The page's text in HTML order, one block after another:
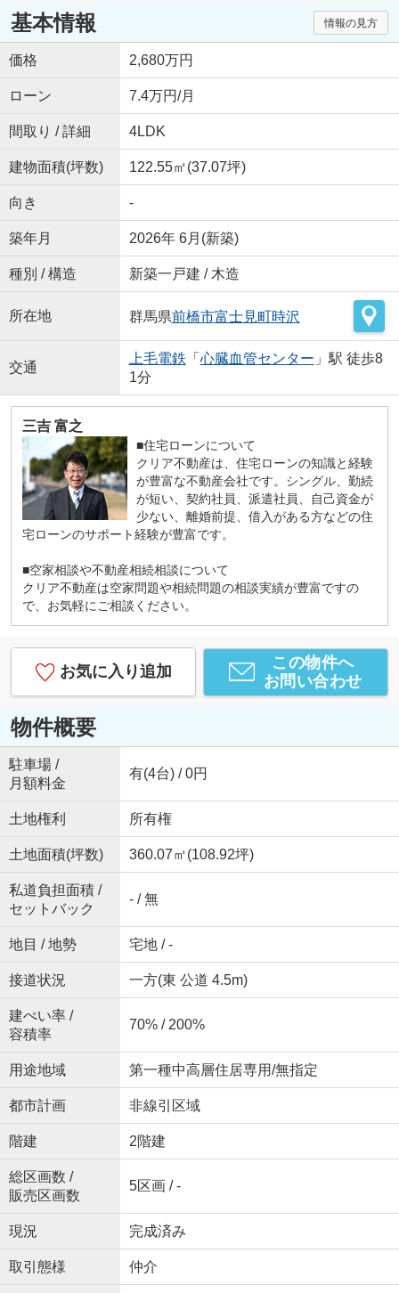
基本情報 情報の見方
価格 2,680万円
ローン 7.4万円/月
間取り / 詳細 4LDK
建物面積(坪数) 122.55㎡(37.07坪)
向き -
築年月 2026年 6月(新築)
種別 / 構造 新築一戸建 / 木造
所在地 群馬県前橋市富士見町時沢
交通
上毛電鉄 「 心臓血管センター 」駅 徒歩8
1分
三吉 富之
■住宅ローンについて
クリア不動産は、住宅ローンの知識と経験
が豊富な不動産会社です。シングル、勤続
が短い、契約社員、派遣社員、自己資金が
少ない、離婚前提、借入がある方などの住
宅ローンのサポート経験が豊富です。
■空家相談や不動産相続相談について
クリア不動産は空家問題や相続問題の相談実績が豊富ですの
で、お気軽にご相談ください。
お気に入り追加
この物件へ
お問い合わせ
物件概要
駐車場 /
月額料金
有(4台) / 0円
土地権利 所有権
土地面積(坪数) 360.07㎡(108.92坪)
私道負担面積 /
セットバック
- / 無
地目 / 地勢 宅地 / -
接道状況 一方(東 公道 4.5m)
建ぺい率 /
容積率
70% / 200%
用途地域 第一種中高層住居専用/無指定
都市計画 非線引区域
階建 2階建
総区画数 /
販売区画数
5区画 / -
現況 完成済み
取引態様 仲介